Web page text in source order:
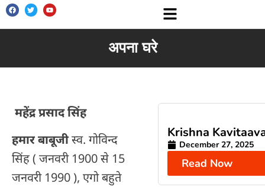
अपना घरे
महेंद्र प्रसाद सिंह
हमार बाबूजीस्व. गोविन्द
सिंह ( जनवरी 1900 से 15
जनवरी 1990 ), एगो बहुते
Krishna
December 27, 2025
Read Now